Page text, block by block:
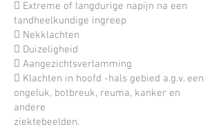
 Extreme of langdurige napijn na een
tandheelkundige ingreep
 Nekklachten
 Duizeligheid
 Aangezichtsverlamming
 Klachten in hoofd -hals gebied a.g.v. een
ongeluk, botbreuk, reuma, kanker en
andere
ziektebeelden.